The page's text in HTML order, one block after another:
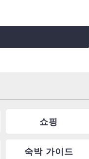
쇼핑
숙박 가이드